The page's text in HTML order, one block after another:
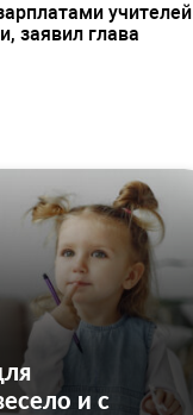
учителей
заявил глава
и с